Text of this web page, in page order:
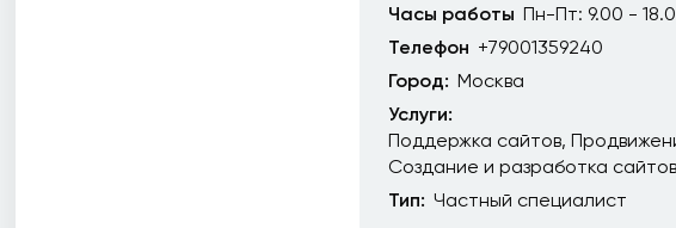
Часы работы Пн-Пт: 9.00 -
Телефон +79001359240
Город: Москва
Услуги:
Поддержка сайтов
Создание и разработка сайтов
Тип: Частный специалист